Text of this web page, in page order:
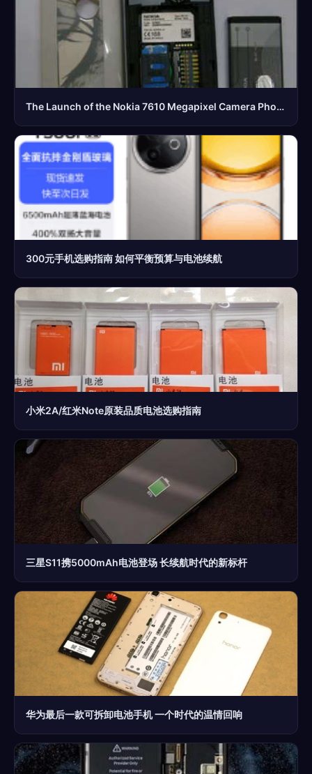
The Launch of the Nokia 7610 Megapixel Camera Phone (English Edition) and Its Battery Features
300元手机选购指南 如何平衡预算与电池续航
小米2A/红米Note原装品质电池选购指南
三星S11携5000mAh电池登场 长续航时代的新标杆
华为最后一款可拆卸电池手机 一个时代的温情回响